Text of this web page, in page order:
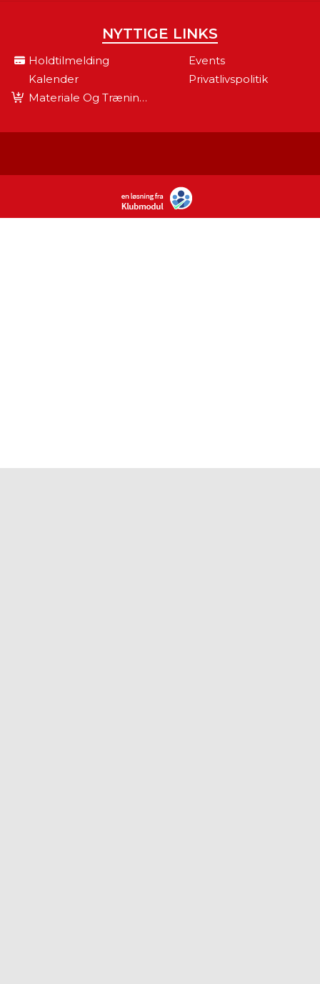
NYTTIGE LINKS
Holdtilmelding
Events
Kalender
Privatlivspolitik
Materiale Og Træningsudstyr